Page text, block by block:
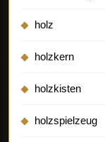
holz
holzkern
holzkisten
holzspielzeug